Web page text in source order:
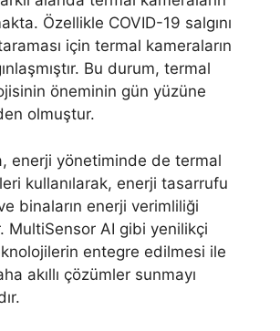
Özellikle COVID-19 salgını
için termal kameraların
Bu durum, termal
öneminin gün yüzüne
olmuştur.
enerji yönetiminde de termal
kullanılarak, enerji tasarrufu
binaların enerji verimliliği
MultiSensor AI gibi yenilikçi
entegre edilmesi ile
akıllı çözümler sunmayı